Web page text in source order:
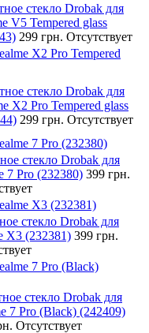
стекло Drobak для
V5 Tempered glass
299 грн. Отсутствует
X2 Pro Tempered
стекло Drobak для
X2 Pro Tempered glass
299 грн. Отсутствует
7 Pro (232380)
стекло Drobak для
7 Pro (232380) 399 грн.
X3 (232381)
стекло Drobak для
X3 (232381) 399 грн.
7 Pro (Black)
стекло Drobak для
7 Pro (Black) (242409)
Отсутствует